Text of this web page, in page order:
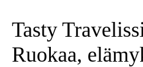
Tasty
Ruokaa,